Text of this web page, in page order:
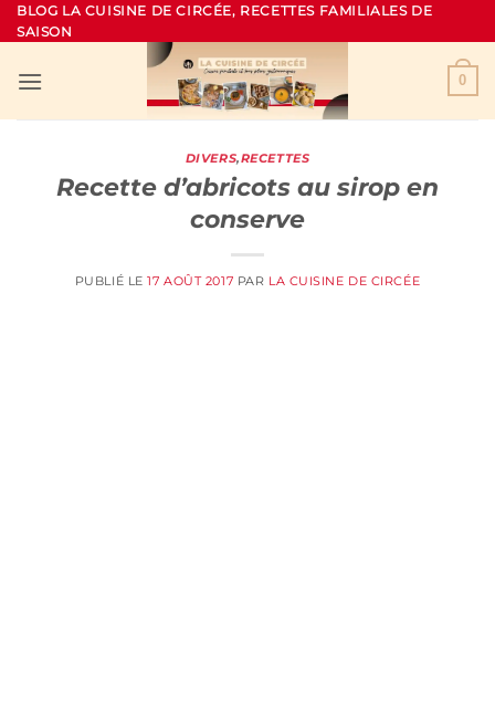
Passer
au
BLOG LA CUISINE DE CIRCÉE, RECETTES FAMILIALES DE
SAISON
0
DIVERS,RECETTES
Recette d’abricots au sirop en
conserve
PUBLIÉ LE17 AOÛT 2017 PAR LA CUISINE DE CIRCÉE